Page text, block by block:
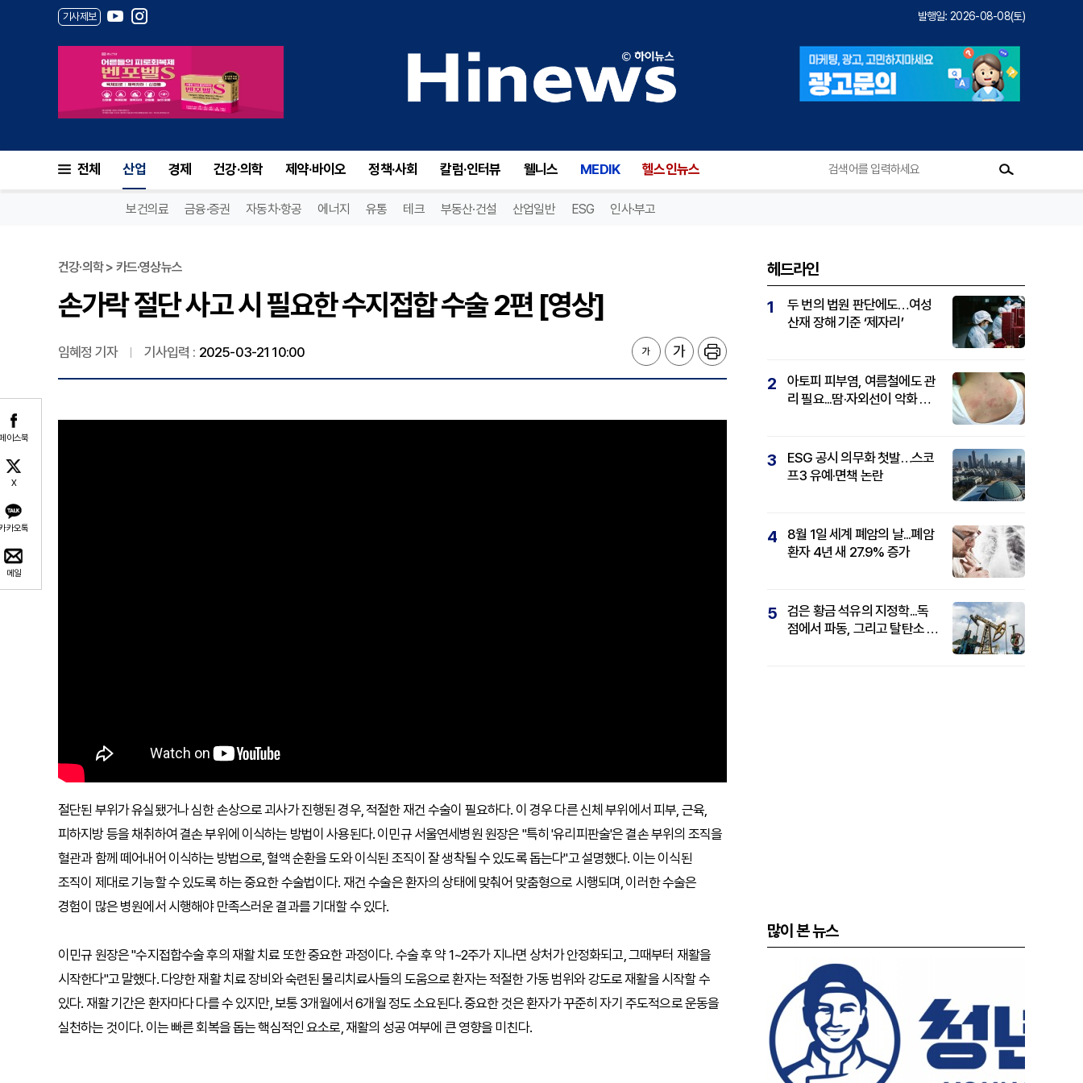
기사제보 발행일: 2026-08-08(토)
전체 산업 경제 건강·의학 제약·바이오 정책·사회 칼럼·인터뷰 웰니스 MEDIK 헬스인뉴스
보건의료 금융·증권 자동차·항공 에너지 유통 테크 부동산·건설 산업일반 ESG 인사·부고
이스북
X
카오톡
메일
건강·의학 > 카드·영상뉴스
손가락 절단 사고 시 필요한 수지접합 수술 2편 [영상]
임혜정 기자 기사입력 : 2025-03-21 10:00
절단된 부위가 유실됐거나 심한 손상으로 괴사가 진행된 경우, 적절한 재건 수술이 필요하다. 이 경우 다른 신체 부위에서 피부, 근육,
피하지방 등을 채취하여 결손 부위에 이식하는 방법이 사용된다. 이민규 서울연세병원 원장은 "특히 '유리피판술'은 결손 부위의 조직을
혈관과 함께 떼어내어 이식하는 방법으로, 혈액 순환을 도와 이식된 조직이 잘 생착될 수 있도록 돕는다"고 설명했다. 이는 이식된
조직이 제대로 기능할 수 있도록 하는 중요한 수술법이다. 재건 수술은 환자의 상태에 맞춰어 맞춤형으로 시행되며, 이러한 수술은
경험이 많은 병원에서 시행해야 만족스러운 결과를 기대할 수 있다.
이민규 원장은 "수지접합수술 후의 재활 치료 또한 중요한 과정이다. 수술 후 약 1~2주가 지나면 상처가 안정화되고, 그때부터 재활을
시작한다"고 말했다. 다양한 재활 치료 장비와 숙련된 물리치료사들의 도움으로 환자는 적절한 가동 범위와 강도로 재활을 시작할 수
있다. 재활 기간은 환자마다 다를 수 있지만, 보통 3개월에서 6개월 정도 소요된다. 중요한 것은 환자가 꾸준히 자기 주도적으로 운동을
실천하는 것이다. 이는 빠른 회복을 돕는 핵심적인 요소로, 재활의 성공 여부에 큰 영향을 미친다.
헤드라인
1
두 번의 법원 판단에도…여성
산재 장해 기준 ‘제자리’
2
아토피 피부염, 여름철에도 관
리 필요...땀·자외선이 악화 요
3
ESG 공시 의무화 첫발…스코
프3 유예·면책 논란
4
8월 1일 세계 폐암의 날...폐암
환자 4년 새 27.9% 증가
5
검은 황금 석유의 지정학...독
점에서 파동, 그리고 탈탄소 패
많이 본 뉴스